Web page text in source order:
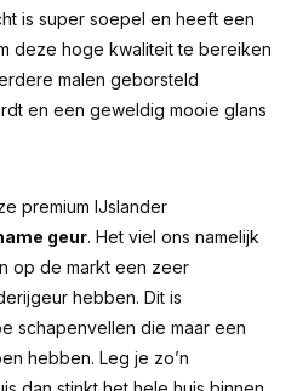
is super soepel en heeft een
deze hoge kwaliteit te bereiken
malen geborsteld
en een geweldig mooie glans
premium IJslander
geur. Het viel ons namelijk
op de markt een zeer
hebben. Dit is
schapenvellen die maar een
hebben. Leg je zo’n